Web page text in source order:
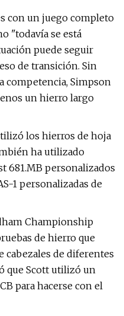
con un juego completo
"todavía se está
puede seguir
de transición. Sin
competencia, Simpson
un hierro largo
los hierros de hoja
ha utilizado
681.MB personalizados
1 personalizadas de
Championship
de hierro que
cabezales de diferentes
que Scott utilizó un
para hacerse con el